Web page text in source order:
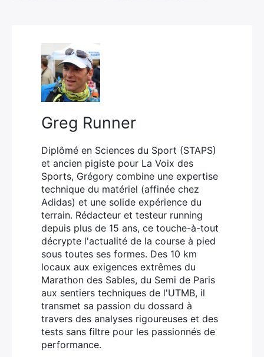
Greg Runner
Diplômé en Sciences du Sport (STAPS)
et ancien pigiste pour La Voix des
Sports, Grégory combine une expertise
technique du matériel (affinée chez
Adidas) et une solide expérience du
terrain. Rédacteur et testeur running
depuis plus de 15 ans, ce touche-à-tout
décrypte l'actualité de la course à pied
sous toutes ses formes. Des 10 km
locaux aux exigences extrêmes du
Marathon des Sables, du Semi de Paris
aux sentiers techniques de l'UTMB, il
transmet sa passion du dossard à
travers des analyses rigoureuses et des
tests sans filtre pour les passionnés de
performance.